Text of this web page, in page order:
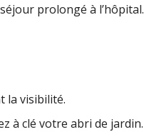
prolongé à
la visibilité.
à clé votre abri de jardin.